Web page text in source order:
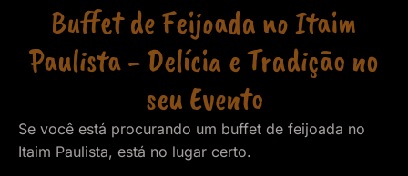
Buffet de Feijoada no Itaim
Paulista - Delícia e Tradição no
seu Evento
Se você está procurando um buffet de feijoada no
Itaim Paulista, está no lugar certo.